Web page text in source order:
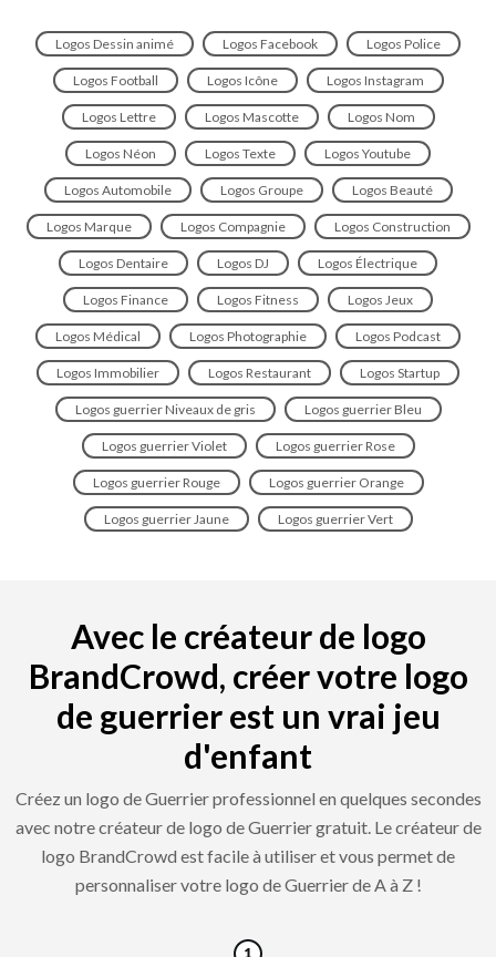
Logos Dessin animé Logos Facebook Logos Police
Logos Football Logos Icône Logos Instagram
Logos Lettre Logos Mascotte Logos Nom
Logos Néon Logos Texte Logos Youtube
Logos Automobile Logos Groupe Logos Beauté
Logos Marque Logos Compagnie Logos Construction
Logos Dentaire Logos DJ Logos Électrique
Logos Finance Logos Fitness Logos Jeux
Logos Médical Logos Photographie Logos Podcast
Logos Immobilier Logos Restaurant Logos Startup
Logos guerrier Niveaux de gris Logos guerrier Bleu
Logos guerrier Violet Logos guerrier Rose
Logos guerrier Rouge Logos guerrier Orange
Logos guerrier Jaune Logos guerrier Vert
Avec le créateur de logo
BrandCrowd, créer votre logo
de guerrier est un vrai jeu
d'enfant
Créez un logo de Guerrier professionnel en quelques secondes
avec notre créateur de logo de Guerrier gratuit. Le créateur de
logo BrandCrowd est facile à utiliser et vous permet de
personnaliser votre logo de Guerrier de A à Z !